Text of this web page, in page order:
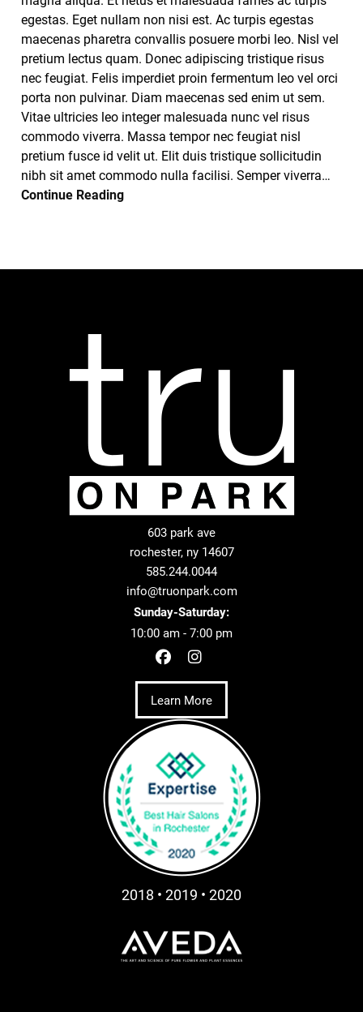
May 2022
March 2022
egestas. Eget nullam non nisi est. Ac turpis egestas
maecenas pharetra convallis posuere morbi leo. Nisl vel
pretium lectus quam. Donec adipiscing tristique risus
nec feugiat. Felis imperdiet proin fermentum leo vel orci
porta non pulvinar. Diam maecenas sed enim ut sem.
Vitae ultricies leo integer malesuada nunc vel risus
commodo viverra. Massa tempor nec feugiat nisl
pretium fusce id velit ut. Elit duis tristique sollicitudin
nibh sit amet commodo nulla facilisi. Semper viverra…
Continue Reading
603 park ave
rochester, ny 14607
585.244.0044
info@truonpark.com
Sunday-Saturday:
10:00 am - 7:00 pm
Learn More
2018 • 2019 • 2020